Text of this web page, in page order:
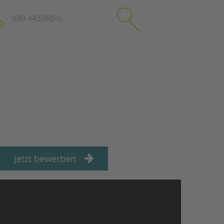
Intranet
schließen
030 443360-0
Jetzt bewerben